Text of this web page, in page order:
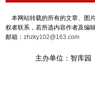
本网站转载的所有的文章、图
权者联系，若所选内容作者及编
邮箱： zhzky102@163.com
主办单位：智库